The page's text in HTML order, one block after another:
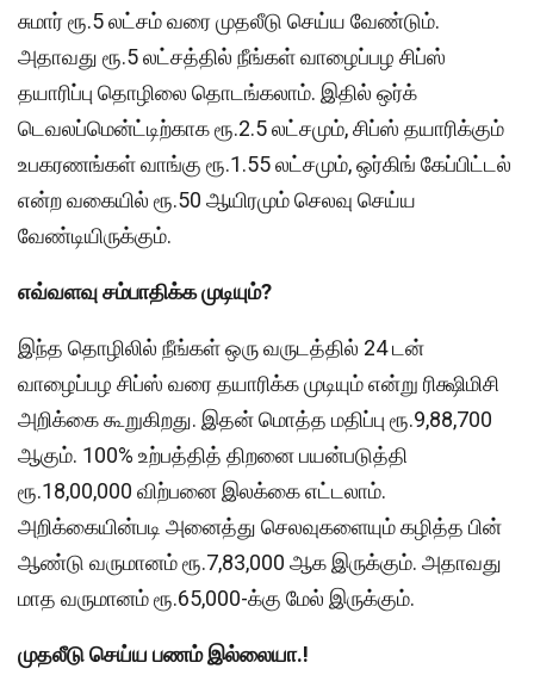
சுமார் ரூ.5 லட்சம் வரை முதலீடு செய்ய வேண்டும்.
அதாவது ரூ.5 லட்சத்தில் நீங்கள் வாழைப்பழ சிப்ஸ்
தயாரிப்பு தொழிலை தொடங்கலாம். இதில் ஒர்க்
டெவலப்மென்ட்டிற்காக ரூ.2.5 லட்சமும், சிப்ஸ் தயாரிக்கும்
உபகரணங்கள் வாங்கு ரூ.1.55 லட்சமும், ஒர்கிங் கேப்பிட்டல்
என்ற வகையில் ரூ.50 ஆயிரமும் செலவு செய்ய
வேண்டியிருக்கும்.
எவ்வளவு சம்பாதிக்க முடியும்?
இந்த தொழிலில் நீங்கள் ஒரு வருடத்தில் 24 டன்
வாழைப்பழ சிப்ஸ் வரை தயாரிக்க முடியும் என்று ரிக்ஷிமிசி
அறிக்கை கூறுகிறது. இதன் மொத்த மதிப்பு ரூ.9,88,700
ஆகும். 100% உற்பத்தித் திறனை பயன்படுத்தி
ரூ.18,00,000 விற்பனை இலக்கை எட்டலாம்.
அறிக்கையின்படி அனைத்து செலவுகளையும் கழித்த பின்
ஆண்டு வருமானம் ரூ.7,83,000 ஆக இருக்கும். அதாவது
மாத வருமானம் ரூ.65,000-க்கு மேல் இருக்கும்.
முதலீடு செய்ய பணம் இல்லையா.!